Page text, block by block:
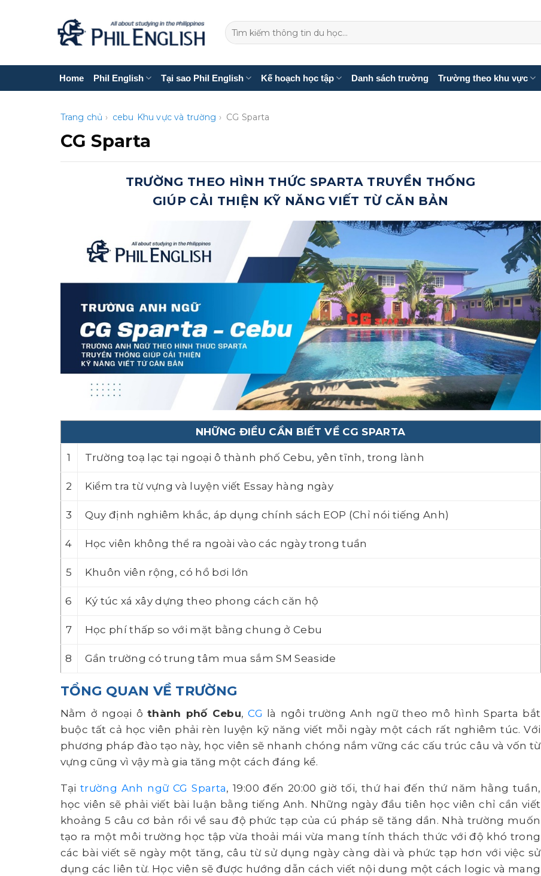
Home Phil English Tại sao Phil English Kế hoạch học tập Danh sách trường Trường theo khu vực
Trang chủ › cebu Khu vực và trường › CG Sparta
CG Sparta
TRƯỜNG THEO HÌNH THỨC SPARTA TRUYỀN THỐNG
GIÚP CẢI THIỆN KỸ NĂNG VIẾT TỪ CĂN BẢN
NHỮNG ĐIỀU CẦN BIẾT VỀ CG SPARTA
1 Trường toạ lạc tại ngoại ô thành phố Cebu, yên tĩnh, trong lành
2 Kiểm tra từ vựng và luyện viết Essay hàng ngày
3 Quy định nghiêm khắc, áp dụng chính sách EOP (Chỉ nói tiếng Anh)
4 Học viên không thể ra ngoài vào các ngày trong tuần
5 Khuôn viên rộng, có hồ bơi lớn
6 Ký túc xá xây dựng theo phong cách căn hộ
7 Học phí thấp so với mặt bằng chung ở Cebu
8 Gần trường có trung tâm mua sắm SM Seaside
TỔNG QUAN VỀ TRƯỜNG
Nằm ở ngoại ô thành phố Cebu,CG là ngôi trường Anh ngữ theo mô hình Sparta bắt
buộc tất cả học viên phải rèn luyện kỹ năng viết mỗi ngày một cách rất nghiêm túc. Với
phương pháp đào tạo này, học viên sẽ nhanh chóng nắm vững các cấu trúc câu và vốn từ
vựng cũng vì vậy mà gia tăng một cách đáng kể.
Tạitrường Anh ngữ CG Sparta, 19:00 đến 20:00 giờ tối, thứ hai đến thứ năm hằng tuần,
học viên sẽ phải viết bài luận bằng tiếng Anh. Những ngày đầu tiên học viên chỉ cần viết
khoảng 5 câu cơ bản rồi về sau độ phức tạp của cú pháp sẽ tăng dần. Nhà trường muốn
tạo ra một môi trường học tập vừa thoải mái vừa mang tính thách thức với độ khó trong
các bài viết sẽ ngày một tăng, câu từ sử dụng ngày càng dài và phức tạp hơn với việc sử
dụng các liên từ. Học viên sẽ được hướng dẫn cách viết nội dung một cách logic và mang